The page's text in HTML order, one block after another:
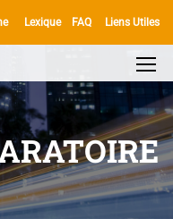
Lexique FAQ Liens Utiles